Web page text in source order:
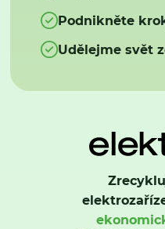
Podnikněte
Udělejme svět